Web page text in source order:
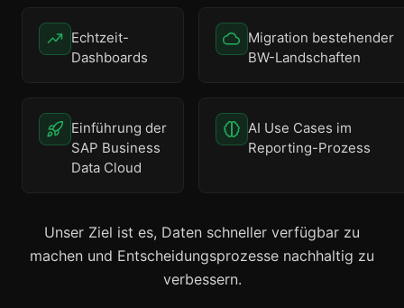
Echtzeit-
Dashboards
Migration bestehender
BW-Landschaften
Einführung der
SAP Business
Data Cloud
AI Use Cases im
Reporting-Prozess
Unser Ziel ist es, Daten schneller verfügbar zu
machen und Entscheidungsprozesse nachhaltig zu
verbessern.